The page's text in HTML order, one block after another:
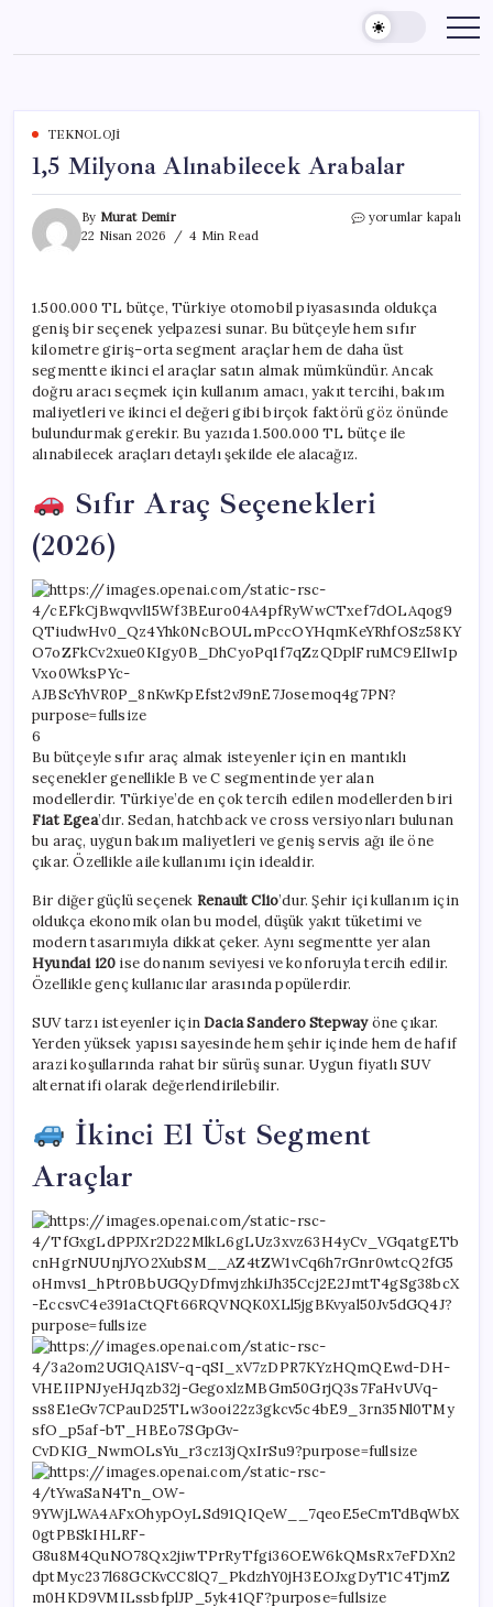
content
TEKNOLOJI
1,5 Milyona Alınabilecek Arabalar
By Murat Demir
22 Nisan 2026
4 Min Read
1,5
yorumlar kapalı
1.500.000 TL bütçe, Türkiye otomobil piyasasında oldukça
geniş bir seçenek yelpazesi sunar. Bu bütçeyle hem sıfır
kilometre giriş–orta segment araçlar hem de daha üst
segmentte ikinci el araçlar satın almak mümkündür. Ancak
doğru aracı seçmek için kullanım amacı, yakıt tercihi, bakım
maliyetleri ve ikinci el değeri gibi birçok faktörü göz önünde
bulundurmak gerekir. Bu yazıda 1.500.000 TL bütçe ile
alınabilecek araçları detaylı şekilde ele alacağız.
Sıfır Araç Seçenekleri
(2026)
6
Bu bütçeyle sıfır araç almak isteyenler için en mantıklı
seçenekler genellikle B ve C segmentinde yer alan
modellerdir. Türkiye’de en çok tercih edilen modellerden biri
Fiat Egea’dır. Sedan, hatchback ve cross versiyonları bulunan
bu araç, uygun bakım maliyetleri ve geniş servis ağı ile öne
çıkar. Özellikle aile kullanımı için idealdir.
Bir diğer güçlü seçenek Renault Clio’dur. Şehir içi kullanım için
oldukça ekonomik olan bu model, düşük yakıt tüketimi ve
modern tasarımıyla dikkat çeker. Aynı segmentte yer alan
Hyundai i20 ise donanım seviyesi ve konforuyla tercih edilir.
Özellikle genç kullanıcılar arasında popülerdir.
SUV tarzı isteyenler içinDacia Sandero Stepwayöne çıkar.
Yerden yüksek yapısı sayesinde hem şehir içinde hem de hafif
arazi koşullarında rahat bir sürüş sunar. Uygun fiyatlı SUV
alternatifi olarak değerlendirilebilir.
İkinci El Üst Segment
Araçlar